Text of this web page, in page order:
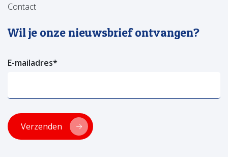
Contact
Wil je onze nieuwsbrief ontvangen?
E-mailadres*
Verzenden